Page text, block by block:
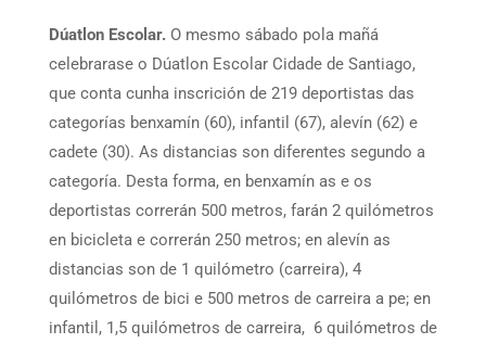
Dúatlon Escolar. O mesmo sábado pola mañá
celebrarase o Dúatlon Escolar Cidade de Santiago,
que conta cunha inscrición de 219 deportistas das
categorías benxamín (60), infantil (67), alevín (62) e
cadete (30). As distancias son diferentes segundo a
categoría. Desta forma, en benxamín as e os
deportistas correrán 500 metros, farán 2 quilómetros
en bicicleta e correrán 250 metros; en alevín as
distancias son de 1 quilómetro (carreira), 4
quilómetros de bici e 500 metros de carreira a pe; en
infantil, 1,5 quilómetros de carreira, 6 quilómetros de